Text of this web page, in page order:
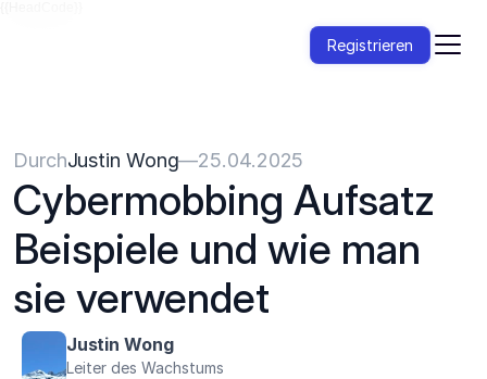
Registrieren
DurchJustin Wong—25.04.2025
Cybermobbing Aufsatz
Beispiele und wie man
sie verwendet
Justin Wong
Leiter des Wachstums